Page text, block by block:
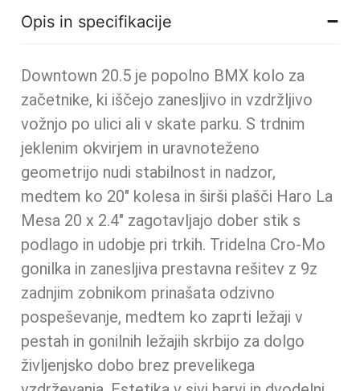
Opis in specifikacije
Downtown 20.5 je popolno BMX kolo za
začetnike, ki iščejo zanesljivo in vzdržljivo
vožnjo po ulici ali v skate parku. S trdnim
jeklenim okvirjem in uravnoteženo
geometrijo nudi stabilnost in nadzor,
medtem ko 20″ kolesa in širši plašči Haro La
Mesa 20 x 2.4″ zagotavljajo dober stik s
podlago in udobje pri trkih. Tridelna Cro-Mo
gonilka in zanesljiva prestavna rešitev z 9z
zadnjim zobnikom prinašata odzivno
pospeševanje, medtem ko zaprti ležaji v
pestah in gonilnih ležajih skrbijo za dolgo
življenjsko dobo brez prevelikega